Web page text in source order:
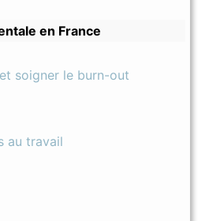
en France
soigner le burn-out
au travail